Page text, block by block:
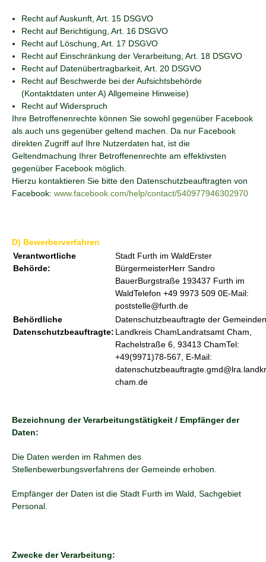
Recht auf Auskunft, Art. 15 DSGVO
Recht auf Berichtigung, Art. 16 DSGVO
Recht auf Löschung, Art. 17 DSGVO
Recht auf Einschränkung der Verarbeitung, Art. 18 DSGVO
Recht auf Datenübertragbarkeit, Art. 20 DSGVO
Recht auf Beschwerde bei der Aufsichtsbehörde
(Kontaktdaten unter A) Allgemeine Hinweise)
Recht auf Widerspruch
Ihre Betroffenenrechte können Sie sowohl gegenüber Facebook
als auch uns gegenüber geltend machen. Da nur Facebook
direkten Zugriff auf Ihre Nutzerdaten hat, ist die
Geltendmachung Ihrer Betroffenenrechte am effektivsten
gegenüber Facebook möglich.
Hierzu kontaktieren Sie bitte den Datenschutzbeauftragten von
Facebook: www.facebook.com/help/contact/540977946302970
D) Bewerberverfahren
Verantwortliche
Behörde:
Stadt Furth im WaldErster
BürgermeisterHerr Sandro
BauerBurgstraße 193437 Furth im
WaldTelefon +49 9973 509 0E-Mail:
poststelle@furth.de
Behördliche
Datenschutzbeauftragte:
Datenschutzbeauftragte der
Landkreis ChamLandratsamt Cham,
Rachelstraße 6, 93413 ChamTel:
+49(9971)78-567, E-Mail:
cham.de
Bezeichnung der Verarbeitungstätigkeit / Empfänger der
Daten:
Die Daten werden im Rahmen des
Stellenbewerbungsverfahrens der Gemeinde erhoben.
Empfänger der Daten ist die Stadt Furth im Wald, Sachgebiet
Personal.
Zwecke der Verarbeitung: